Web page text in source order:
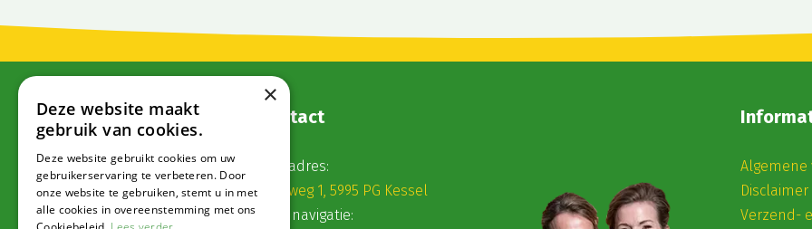
Contact
Postadres:
Veldweg 1, 5995 PG Kessel
Voor navigatie:
Algemene
Disclaimer
Verzend-
×
Deze website maakt
gebruik van cookies.
Deze website gebruikt cookies om uw
gebruikerservaring te verbeteren. Door
onze website te gebruiken, stemt u in met
alle cookies in overeenstemming met ons